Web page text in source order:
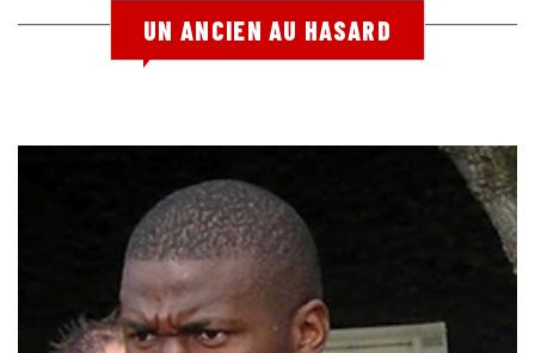
UN ANCIEN AU HASARD